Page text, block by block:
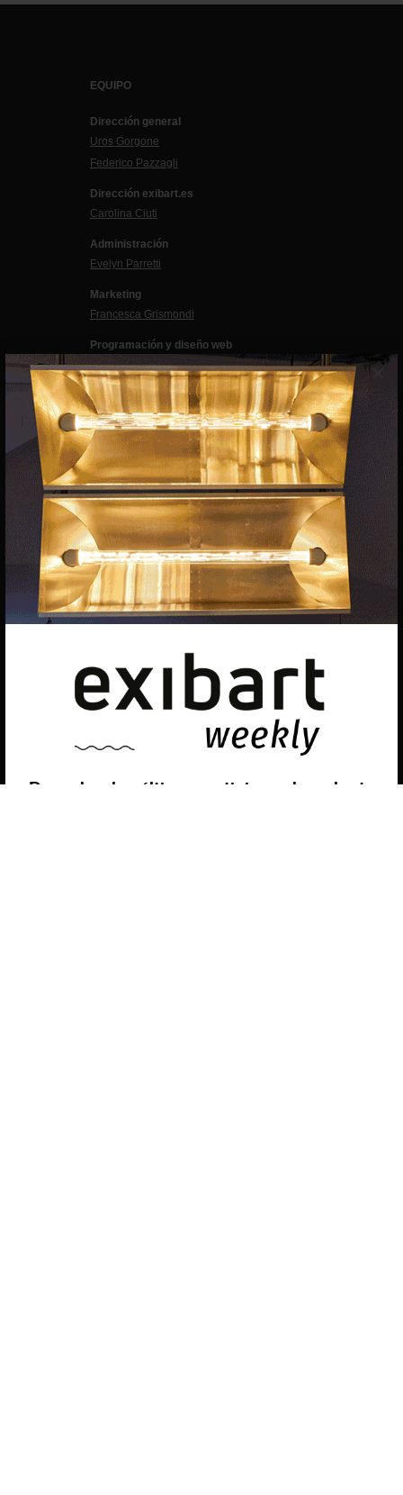
Descubre las últimas noticias sobre el arte
×
EQUIPO
Dirección general
Uros Gorgone
Federico Pazzagli
Dirección exibart.es
Carolina Ciuti
Administración
Evelyn Parretti
Marketing
Francesca Grismondi
Programación y diseño web
Giovanni Costante
Marcello Moi
EXIBART SPAIN, S.L.U.
AVINGUDA ROMA, 12
08015 BARCELONA
CIF: B06956841
©exibart 2026 - web design and
development byInfmedia
Utilizamos cookies para ofrecerte la mejor experiencia en
nuestra web.
Puedes aprender más sobre qué cookies utilizamos o
Aceptar